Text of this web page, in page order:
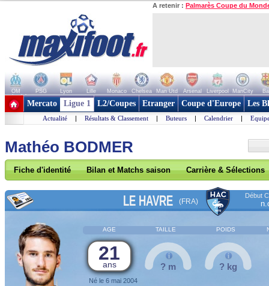
A retenir : Palmarès Coupe du
OM PSG Lyon Lille Monaco Chelsea Man Utd Arsenal Liverpool ManCity
+ de clubs
Mercato Ligue 1 L2/Coupes Etranger Coupe d'Europe Les
Actualité | Résultats & Classement | Buteurs | Calendrier |
Mathéo BODMER
Fiche d'identité Bilan et Matchs saison Carrière & Sélections
LE HAVRE (FRA)
Début
AGE TAILLE POIDS
21
ans
Né le 6 mai 2004
? m ? kg